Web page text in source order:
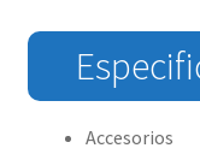
Accesorios